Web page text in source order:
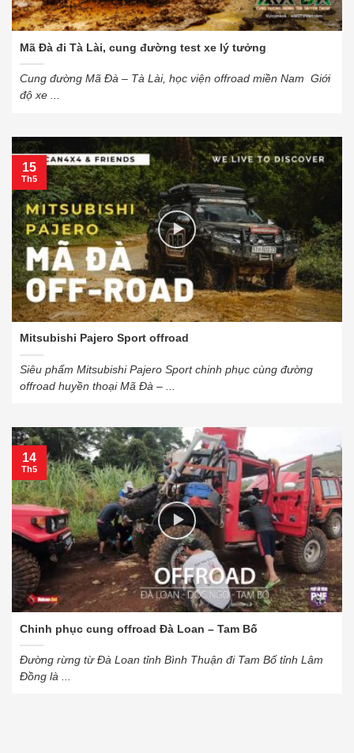
Mã Đà đi Tà Lài, cung đường test xe lý tưởng
Cung đường Mã Đà – Tà Lài, học viện offroad miền Nam Giới
độ xe ...
Mitsubishi Pajero Sport offroad
Siêu phẩm Mitsubishi Pajero Sport chinh phục cùng đường
offroad huyền thoại Mã Đà – ...
15
Th5
Chinh phục cung offroad Đà Loan – Tam Bố
Đường rừng từ Đà Loan tỉnh Bình Thuận đi Tam Bố tỉnh Lâm
Đồng là ...
14
Th5